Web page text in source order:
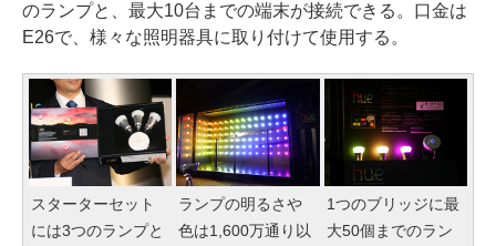
のランプと、最大10台までの端末が接続できる。口金は
E26で、様々な照明器具に取り付けて使用する。
スターターセット
には3つのランプと
ランプの明るさや
色は1,600万通り以
1つのブリッジに最
大50個までのラン